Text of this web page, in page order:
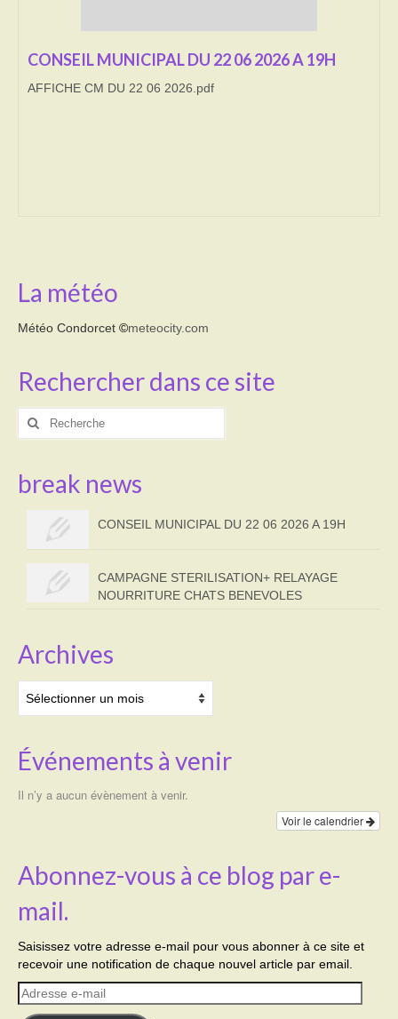
CONSEIL MUNICIPAL DU 22 06 2026 A 19H
AFFICHE CM DU 22 06 2026.pdf
La météo
Météo Condorcet ©meteocity.com
Rechercher dans ce site
Rechercher
break news
CONSEIL MUNICIPAL DU 22 06 2026 A 19H
CAMPAGNE STERILISATION+ RELAYAGE
NOURRITURE CHATS BENEVOLES
Archives
Événements à venir
Il n’y a aucun évènement à venir.
Voir le calendrier
Abonnez-vous à ce blog par e-
mail.
Saisissez votre adresse e-mail pour vous abonner à ce site et
recevoir une notification de chaque nouvel article par email.
Adresse
e-